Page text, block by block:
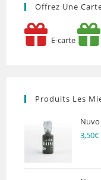
Offrez Une
E-carte
Produits Les
Nuvo
3,50€